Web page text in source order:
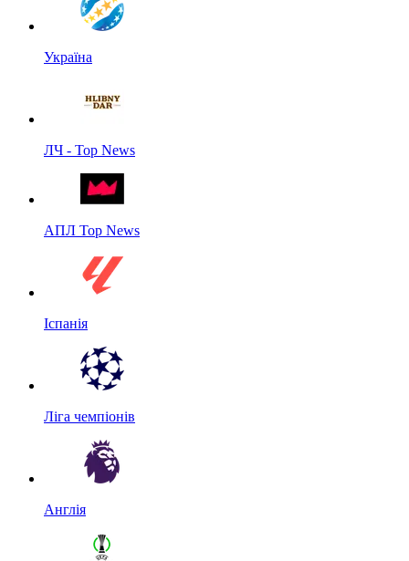
Україна
ЛЧ - Top News
АПЛ Top News
Іспанія
Ліга чемпіонів
Англія